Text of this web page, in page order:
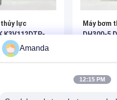
thủy lực
K3V112DTP-
Tốt Nhất
Máy bơm
DH300-5
Amanda
12:15 PM